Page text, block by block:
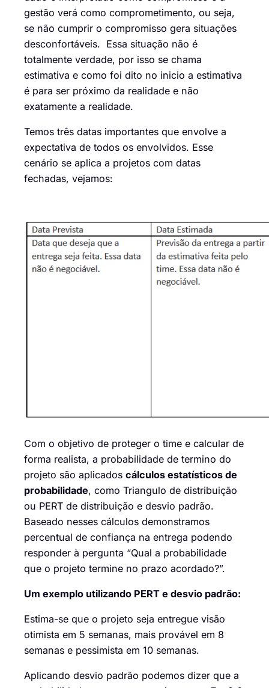
gestão verá como comprometimento, ou seja,
se não cumprir o compromisso gera situações
desconfortáveis. Essa situação não é
totalmente verdade, por isso se chama
estimativa e como foi dito no inicio a estimativa
é para ser próximo da realidade e não
exatamente a realidade.
Temos três datas importantes que envolve a
expectativa de todos os envolvidos. Esse
cenário se aplica a projetos com datas
fechadas, vejamos:
Com o objetivo de proteger o time e calcular de
forma realista, a probabilidade de termino do
projeto são aplicados cálculos estatísticos de
probabilidade, como Triangulo de distribuição
ou PERT de distribuição e desvio padrão.
Baseado nesses cálculos demonstramos
percentual de confiança na entrega podendo
responder à pergunta “Qual a probabilidade
que o projeto termine no prazo acordado?”.
Um exemplo utilizando PERT e desvio padrão:
Estima-se que o projeto seja entregue visão
otimista em 5 semanas, mais provável em 8
semanas e pessimista em 10 semanas.
Aplicando desvio padrão podemos dizer que a